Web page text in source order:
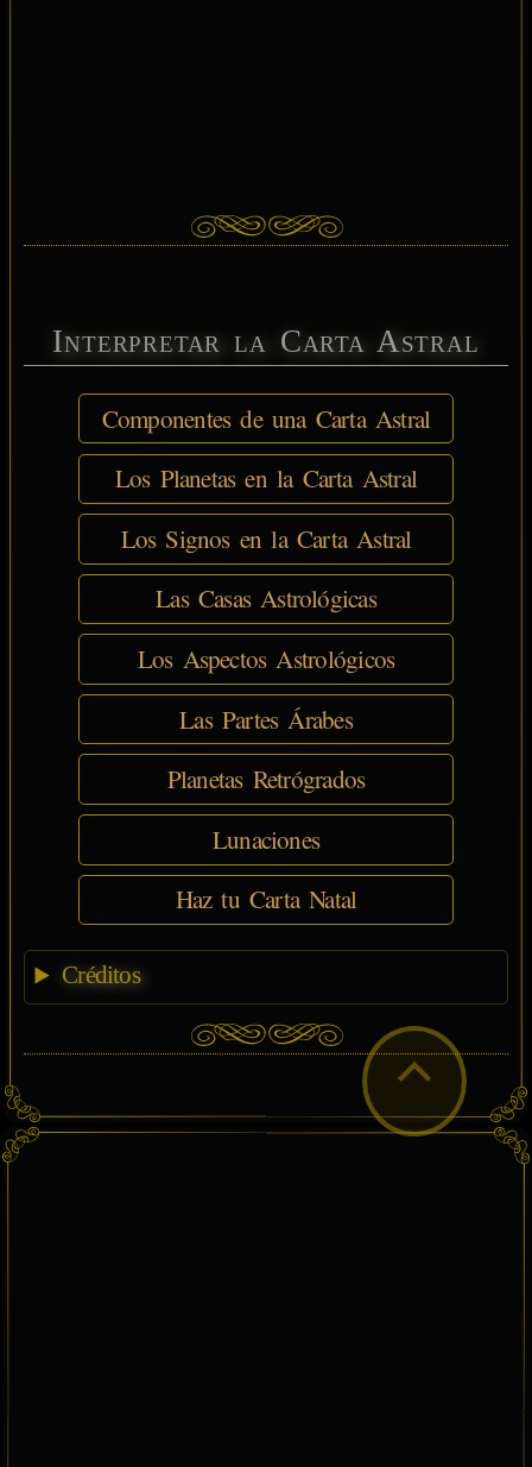
Interpretar la Carta Astral
Componentes de una Carta Astral
Los Planetas en la Carta Astral
Los Signos en la Carta Astral
Las Casas Astrológicas
Los Aspectos Astrológicos
Las Partes Árabes
Planetas Retrógrados
Lunaciones
Haz tu Carta Natal
Créditos